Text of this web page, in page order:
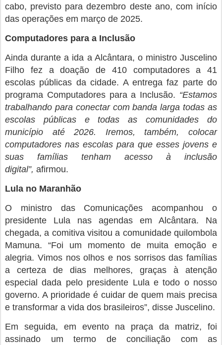
cabo, previsto para dezembro deste ano, com início
das operações em março de 2025.
Computadores para a Inclusão
Ainda durante a ida a Alcântara, o ministro Juscelino
Filho fez a doação de 410 computadores a 41
escolas públicas da cidade. A entrega faz parte do
programa Computadores para a Inclusão. “Estamos
trabalhando para conectar com banda larga todas as
escolas públicas e todas as comunidades do
município até 2026. Iremos, também, colocar
computadores nas escolas para que esses jovens e
suas famílias tenham acesso à inclusão
digital”, afirmou.
Lula no Maranhão
O ministro das Comunicações acompanhou o
presidente Lula nas agendas em Alcântara. Na
chegada, a comitiva visitou a comunidade quilombola
Mamuna. “Foi um momento de muita emoção e
alegria. Vimos nos olhos e nos sorrisos das famílias
a certeza de dias melhores, graças à atenção
especial dada pelo presidente Lula e todo o nosso
governo. A prioridade é cuidar de quem mais precisa
e transformar a vida dos brasileiros”, disse Juscelino.
Em seguida, em evento na praça da matriz, foi
assinado um termo de conciliação com as